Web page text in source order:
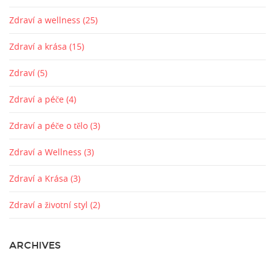
Zdraví a wellness (25)
Zdraví a krása (15)
Zdraví (5)
Zdraví a péče (4)
Zdraví a péče o tělo (3)
Zdraví a Wellness (3)
Zdraví a Krása (3)
Zdraví a životní styl (2)
ARCHIVES